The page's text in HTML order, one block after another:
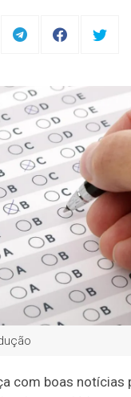
com boas notícias